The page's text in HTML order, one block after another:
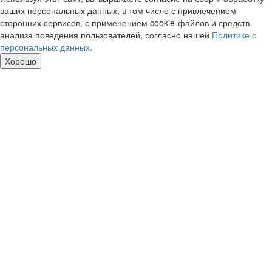
ваших персональных данных, в том числе с привлечением
сторонних сервисов, с применением cookie-файлов и средств
анализа поведения пользователей, согласно нашей Политике о
персональных данных.
Хорошо